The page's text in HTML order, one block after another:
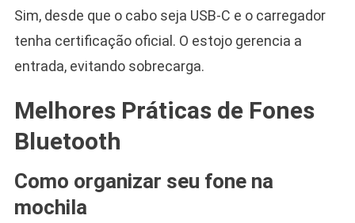
Sim, desde que o cabo seja USB-C e o carregador
tenha certificação oficial. O estojo gerencia a
entrada, evitando sobrecarga.
Melhores Práticas de Fones
Bluetooth
Como organizar seu fone na
mochila